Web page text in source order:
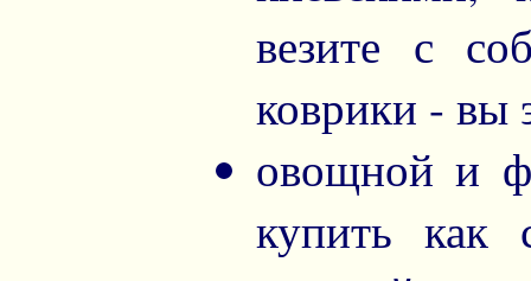
везите с
коврики - вы
овощной и
купить как